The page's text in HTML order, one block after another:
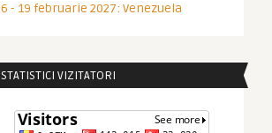
6 - 19 februarie 2027: Venezuela
STATISTICI VIZITATORI